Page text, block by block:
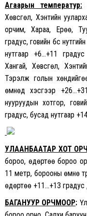
Агаарын температур:
Хөвсгөл, Хэнтийн
орчим, Хараа, Ерөө,
градус, говийн бүс
нутгаар +6…+11
Хангай, Хөвсгөл,
Тэрэлж голын
өмнөд хэсгээр
нууруудын хотгор,
градус, бусад нутгаар
УЛААНБААТАР ХОТ
бороо, өдөртөө бороо
11 метр, борооны өмнө
өдөртөө +11…+13 градус
БАГАНУУР ОРЧМООР: